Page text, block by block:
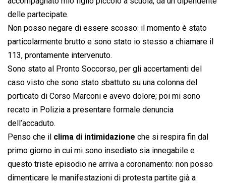
delle partecipate.
Non posso negare di essere scosso: il momento è stato
particolarmente brutto e sono stato io stesso a chiamare il
113, prontamente intervenuto.
Sono stato al Pronto Soccorso, per gli accertamenti del
caso visto che sono stato sbattuto su una colonna del
porticato di Corso Marconi e avevo dolore; poi mi sono
recato in Polizia a presentare formale denuncia
dell’accaduto.
Penso che il clima di intimidazione che si respira fin dal
primo giorno in cui mi sono insediato sia innegabile e
questo triste episodio ne arriva a coronamento: non posso
dimenticare le manifestazioni di protesta partite già a